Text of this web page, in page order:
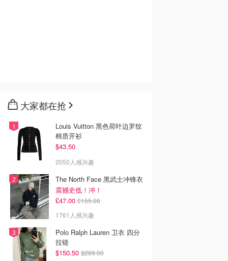
大家都在抢
Louis Vuitton 黑色荷叶边罗纹
棉质开衫
$43.50
2050人感兴趣
The North Face 黑武士冲锋衣
震撼史低！冲！
£47.00 £155.00
1761人感兴趣
Polo Ralph Lauren 卫衣 四分
拉链
$150.50 $269.00